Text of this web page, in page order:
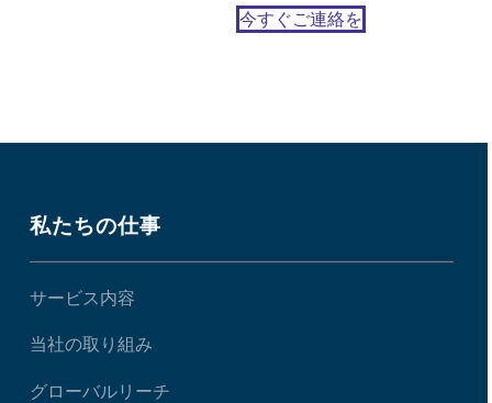
今すぐご連絡を
私たちの仕事
サービス内容
当社の取り組み
グローバルリーチ